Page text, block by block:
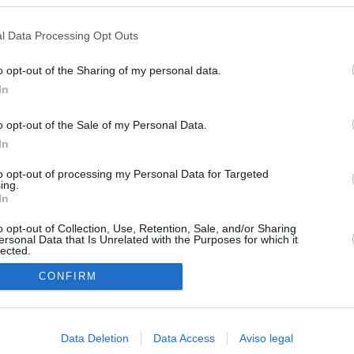
Data Processing Opt Outs
opt-out of the Sharing of my personal data.
opt-out of the Sale of my Personal Data.
opt-out of processing my Personal Data for Targeted
opt-out of Collection, Use, Retention, Sale, and/or Sharing
Data that Is Unrelated with the Purposes for which it
CONFIRM
Data Deletion Data Access Aviso legal
en una semana
de los honorarios de la inmobiliaria a la estimación de venta
era de la impunidad
juzgar a la alcaldesa de Alcalá por la filtración de informes
a la jefa" Ayuso
del ático de lujo solo ha comprado dos inmuebles en los
aunque Ayuso dice que realiza compraventas "todo el año"